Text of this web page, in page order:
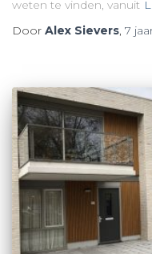
weten te vinden, vanuit
Door Alex Sievers, 7